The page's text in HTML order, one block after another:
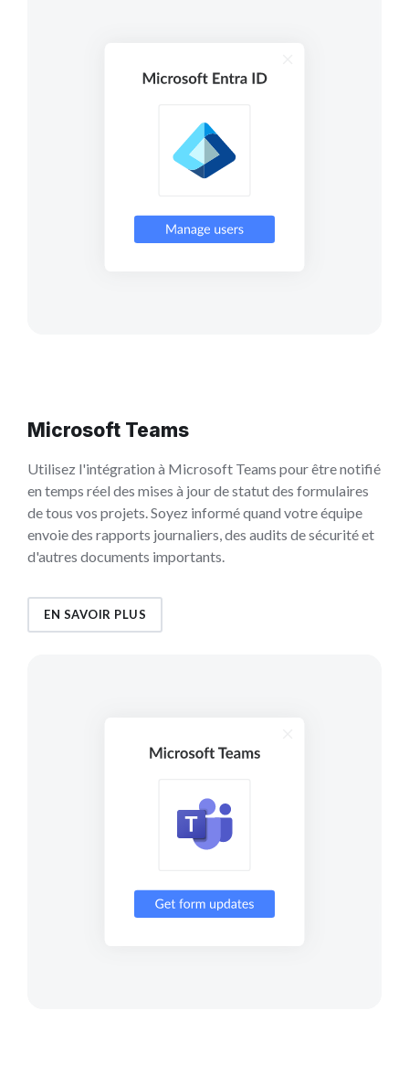
Microsoft Teams
Utilisez l'intégration à Microsoft Teams pour être notifié
en temps réel des mises à jour de statut des formulaires
de tous vos projets. Soyez informé quand votre équipe
envoie des rapports journaliers, des audits de sécurité et
d'autres documents importants.
EN SAVOIR PLUS